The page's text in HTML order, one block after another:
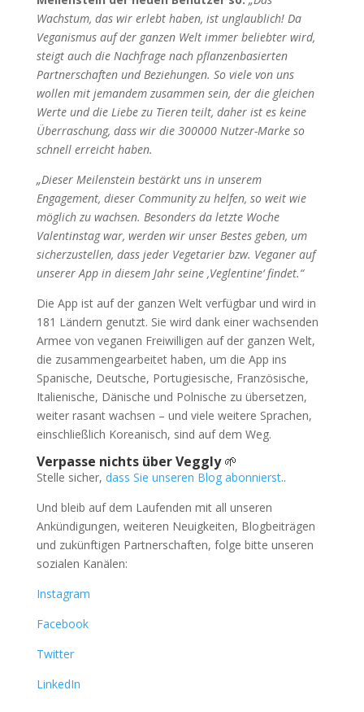
Wachstum, das wir erlebt haben, ist unglaublich! Da
Veganismus auf der ganzen Welt immer beliebter wird,
steigt auch die Nachfrage nach pflanzenbasierten
Partnerschaften und Beziehungen. So viele von uns
wollen mit jemandem zusammen sein, der die gleichen
Werte und die Liebe zu Tieren teilt, daher ist es keine
Überraschung, dass wir die 300000 Nutzer-Marke so
schnell erreicht haben.
„Dieser Meilenstein bestärkt uns in unserem
Engagement, dieser Community zu helfen, so weit wie
möglich zu wachsen. Besonders da letzte Woche
Valentinstag war, werden wir unser Bestes geben, um
sicherzustellen, dass jeder Vegetarier bzw. Veganer auf
unserer App in diesem Jahr seine ‚Veglentine‘ findet.“
Die App ist auf der ganzen Welt verfügbar und wird in
181 Ländern genutzt. Sie wird dank einer wachsenden
Armee von veganen Freiwilligen auf der ganzen Welt,
die zusammengearbeitet haben, um die App ins
Spanische, Deutsche, Portugiesische, Französische,
Italienische, Dänische und Polnische zu übersetzen,
weiter rasant wachsen – und viele weitere Sprachen,
einschließlich Koreanisch, sind auf dem Weg.
Verpasse nichts über Veggly🌱
Stelle sicher, dass Sie unseren Blog abonnierst..
Und bleib auf dem Laufenden mit all unseren
Ankündigungen, weiteren Neuigkeiten, Blogbeiträgen
und zukünftigen Partnerschaften, folge bitte unseren
sozialen Kanälen:
Instagram
Facebook
Twitter
LinkedIn